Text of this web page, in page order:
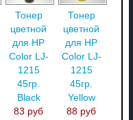
Тонер
цветной
для HP
Color LJ-
1215
45гр.
Black
83 руб
Тонер
цветной
для HP
Color LJ-
1215
45гр.
Yellow
88 руб